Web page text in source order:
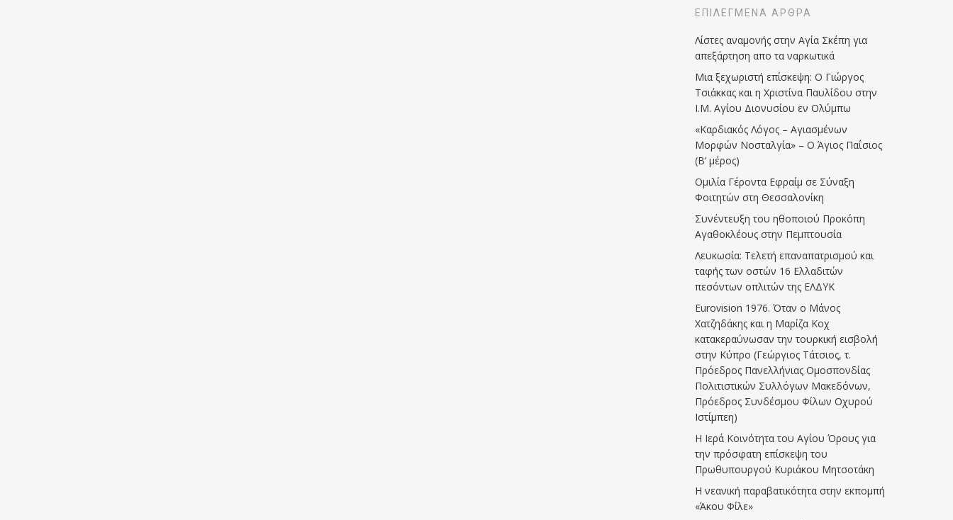
ΕΠΙΛΕΓΜΈΝΑ ΆΡΘΡΑ
Λίστες αναμονής στην Αγία Σκέπη για
απεξάρτηση απο τα ναρκωτικά
Μια ξεχωριστή επίσκεψη: Ο Γιώργος
Τσιάκκας και η Χριστίνα Παυλίδου στην
Ι.Μ. Αγίου Διονυσίου εν Ολύμπω
«Καρδιακός Λόγος – Αγιασμένων
Μορφών Νοσταλγία» – Ο Άγιος Παΐσιος
(Β’ μέρος)
Ομιλία Γέροντα Εφραίμ σε Σύναξη
Φοιτητών στη Θεσσαλονίκη
Συνέντευξη του ηθοποιού Προκόπη
Αγαθοκλέους στην Πεμπτουσία
Λευκωσία: Τελετή επαναπατρισμού και
ταφής των οστών 16 Ελλαδιτών
πεσόντων οπλιτών της ΕΛΔΥΚ
Eurovision 1976. Όταν ο Μάνος
Χατζηδάκης και η Μαρίζα Κοχ
κατακεραύνωσαν την τουρκική εισβολή
στην Κύπρο (Γεώργιος Τάτσιος, τ.
Πρόεδρος Πανελλήνιας Ομοσπονδίας
Πολιτιστικών Συλλόγων Μακεδόνων,
Πρόεδρος Συνδέσμου Φίλων Οχυρού
Ιστίμπεη)
Η Ιερά Κοινότητα του Αγίου Όρους για
την πρόσφατη επίσκεψη του
Πρωθυπουργού Κυριάκου Μητσοτάκη
Η νεανική παραβατικότητα στην εκπομπή
«Άκου Φίλε»